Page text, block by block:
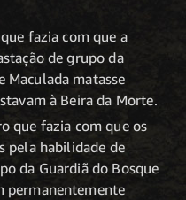
fazia com que a
de grupo da
Maculada matasse
à Beira da Morte.
que fazia com que os
pela habilidade de
da Guardiã do Bosque
permanentemente